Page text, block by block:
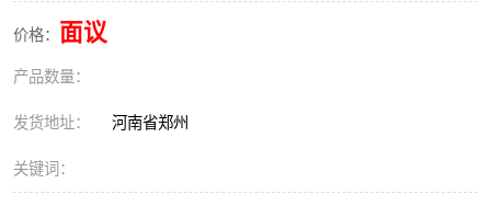
价格： 面议
产品数量：
发货地址： 河南省郑州
关键词：